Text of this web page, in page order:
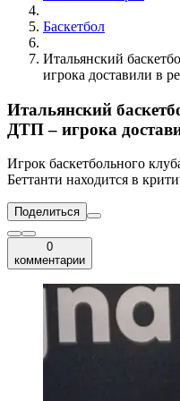
Баскетбол
Итальянский
игрока доставили в
Итальянский
ДТП – игрока
Игрок баскетбольного
Беттанти находится в
Поделиться
0
комментарии